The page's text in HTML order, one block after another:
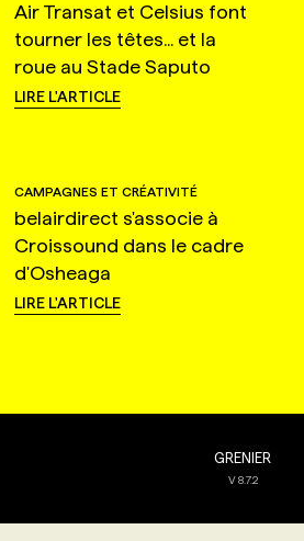
Air Transat et Celsius font
tourner les têtes... et la
roue au Stade Saputo
LIRE L'ARTICLE
CAMPAGNES ET CRÉATIVITÉ
belairdirect s'associe à
Croissound dans le cadre
d'Osheaga
LIRE L'ARTICLE
GRENIER
V8.7.2